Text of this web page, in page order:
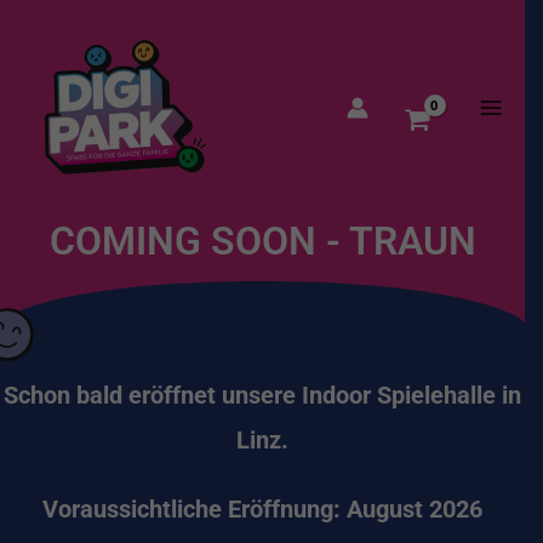
springen
COMING SOON - TRAUN
Schon bald eröffnet unsere Indoor Spielehalle in
Linz.
Voraussichtliche Eröffnung: August 2026